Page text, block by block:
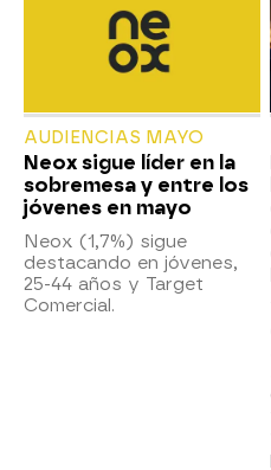
AUDIENCIAS MAYO
Neox sigue líder en la
sobremesa y entre los
jóvenes en mayo
Neox (1,7%) sigue
destacando en jóvenes,
25-44 años y Target
Comercial.